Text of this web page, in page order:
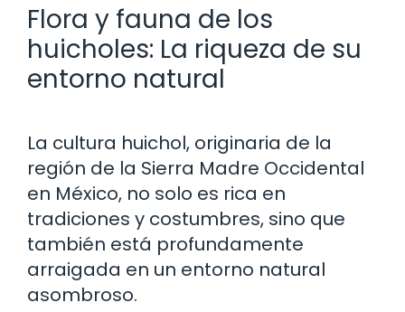
Flora y fauna de los
huicholes: La riqueza de su
entorno natural
La cultura huichol, originaria de la
región de la Sierra Madre Occidental
en México, no solo es rica en
tradiciones y costumbres, sino que
también está profundamente
arraigada en un entorno natural
asombroso.